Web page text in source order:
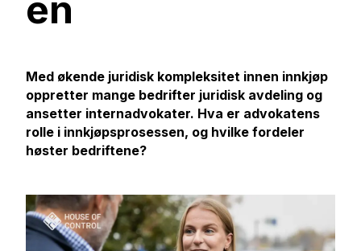
en
Med økende juridisk kompleksitet innen innkjøp
oppretter mange bedrifter juridisk avdeling og
ansetter internadvokater. Hva er advokatens
rolle i innkjøpsprosessen, og hvilke fordeler
høster bedriftene?